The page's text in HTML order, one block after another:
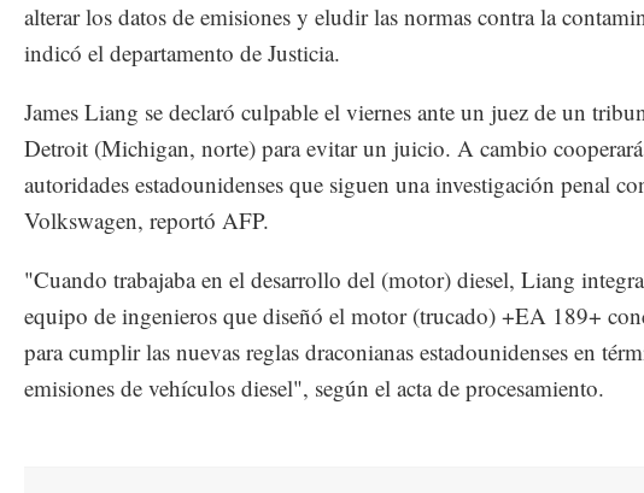
alterar los datos de emisiones y eludir las normas contra la
indicó el departamento de Justicia.
James Liang se declaró culpable el viernes ante un juez de un
Detroit (Michigan, norte) para evitar un juicio. A cambio
autoridades estadounidenses que siguen una investigación penal
Volkswagen, reportó AFP.
"Cuando trabajaba en el desarrollo del (motor) diesel, Liang
equipo de ingenieros que diseñó el motor (trucado) +EA 189+
para cumplir las nuevas reglas draconianas estadounidenses en
emisiones de vehículos diesel", según el acta de procesamiento.